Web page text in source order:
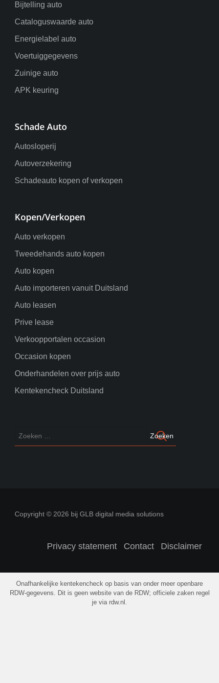
Bijtelling auto
Cataloguswaarde auto
Energielabel auto
Voertuiggegevens
Zuinige auto
APK keuring
Schade Auto
Autosloperij
Autoverzekering
Schadeauto kopen of verkopen
Kopen/Verkopen
Auto verkopen
Tweedehands auto kopen
Auto kopen
Auto importeren vanuit Duitsland
Auto leasen
Prive lease
Verkoopportalen occasion
Occasion kopen
Onderhandelen over prijs auto
Kentekencheck Duitsland
Copyright © 2026 bij GLB digital media solutions
Privacy statement Contact Disclaimer
Onafhankelijke kentekencheck op basis van onder meer openbare
RDW-gegevens. Dit is geen website van de RDW; officiele zaken regel
je via rdw.nl.